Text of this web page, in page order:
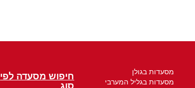
מסעדות בגולן
מסעדות בגליל המערבי
חיפוש מסעדה לפי
סוג